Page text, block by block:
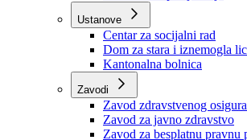
Služba za odnose s javnošću
Služba za zajedničke poslove
Služba za zapošljavanje
Ustanove
Centar za socijalni rad
Dom za stara i iznemogla lica
Kantonalna bolnica
Zavodi